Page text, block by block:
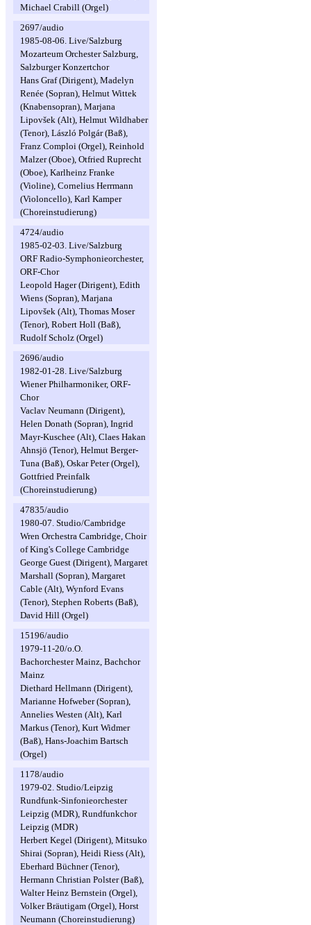
Michael Crabill (Orgel)
2697/audio
1985-08-06. Live/Salzburg
Mozarteum Orchester Salzburg,
Salzburger Konzertchor
Hans Graf (Dirigent), Madelyn
Renée (Sopran), Helmut Wittek
(Knabensopran), Marjana
Lipovšek (Alt), Helmut Wildhaber
(Tenor), László Polgár (Baß),
Franz Comploi (Orgel), Reinhold
Malzer (Oboe), Otfried Ruprecht
(Oboe), Karlheinz Franke
(Violine), Cornelius Herrmann
(Violoncello), Karl Kamper
(Choreinstudierung)
4724/audio
1985-02-03. Live/Salzburg
ORF Radio-Symphonieorchester,
ORF-Chor
Leopold Hager (Dirigent), Edith
Wiens (Sopran), Marjana
Lipovšek (Alt), Thomas Moser
(Tenor), Robert Holl (Baß),
Rudolf Scholz (Orgel)
2696/audio
1982-01-28. Live/Salzburg
Wiener Philharmoniker, ORF-
Chor
Vaclav Neumann (Dirigent),
Helen Donath (Sopran), Ingrid
Mayr-Kuschee (Alt), Claes Hakan
Ahnsjö (Tenor), Helmut Berger-
Tuna (Baß), Oskar Peter (Orgel),
Gottfried Preinfalk
(Choreinstudierung)
47835/audio
1980-07. Studio/Cambridge
Wren Orchestra Cambridge, Choir
of King's College Cambridge
George Guest (Dirigent), Margaret
Marshall (Sopran), Margaret
Cable (Alt), Wynford Evans
(Tenor), Stephen Roberts (Baß),
David Hill (Orgel)
15196/audio
1979-11-20/o.O.
Bachorchester Mainz, Bachchor
Mainz
Diethard Hellmann (Dirigent),
Marianne Hofweber (Sopran),
Annelies Westen (Alt), Karl
Markus (Tenor), Kurt Widmer
(Baß), Hans-Joachim Bartsch
(Orgel)
1178/audio
1979-02. Studio/Leipzig
Rundfunk-Sinfonieorchester
Leipzig (MDR), Rundfunkchor
Leipzig (MDR)
Herbert Kegel (Dirigent), Mitsuko
Shirai (Sopran), Heidi Riess (Alt),
Eberhard Büchner (Tenor),
Hermann Christian Polster (Baß),
Walter Heinz Bernstein (Orgel),
Volker Bräutigam (Orgel), Horst
Neumann (Choreinstudierung)